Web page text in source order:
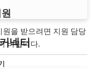
넥터
을 받으려면 지원 담당
바랍니다.